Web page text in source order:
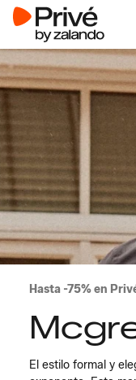
Hasta -75% en
El estilo formal y